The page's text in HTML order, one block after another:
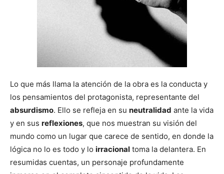
Lo que más llama la atención de la obra es la conducta y
los pensamientos del protagonista, representante del
absurdismo. Ello se refleja en su neutralidad ante la vida
y en sus reflexiones, que nos muestran su visión del
mundo como un lugar que carece de sentido, en donde la
lógica no lo es todo y lo irracional toma la delantera. En
resumidas cuentas, un personaje profundamente